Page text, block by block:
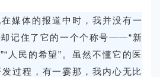
媒体的报道中时，我并没有一
记住了它的一个个称号——“新
人民的希望”。虽然不懂它的医
过程，有一霎那，我内心无比